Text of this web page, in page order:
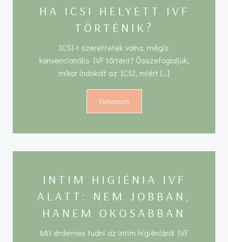
HA ICSI HELYETT IVF
TÖRTÉNIK?
ICSI-t szerettetek volna, mégis
konvencionális IVF történt? Összefoglaljuk,
mikor indokolt az ICSI, miért […]
Elolvasom
INTIM HIGIÉNIA IVF
ALATT: NEM JOBBAN,
HANEM OKOSABBAN
Mit érdemes tudni az intim higiéniáról IVF